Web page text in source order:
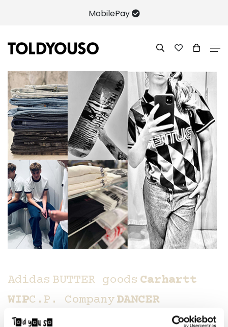
MobilePay
Adidas BUTTER goods Carhartt
WIPC.P. CompanyDANCER
cphDICO
G.H.